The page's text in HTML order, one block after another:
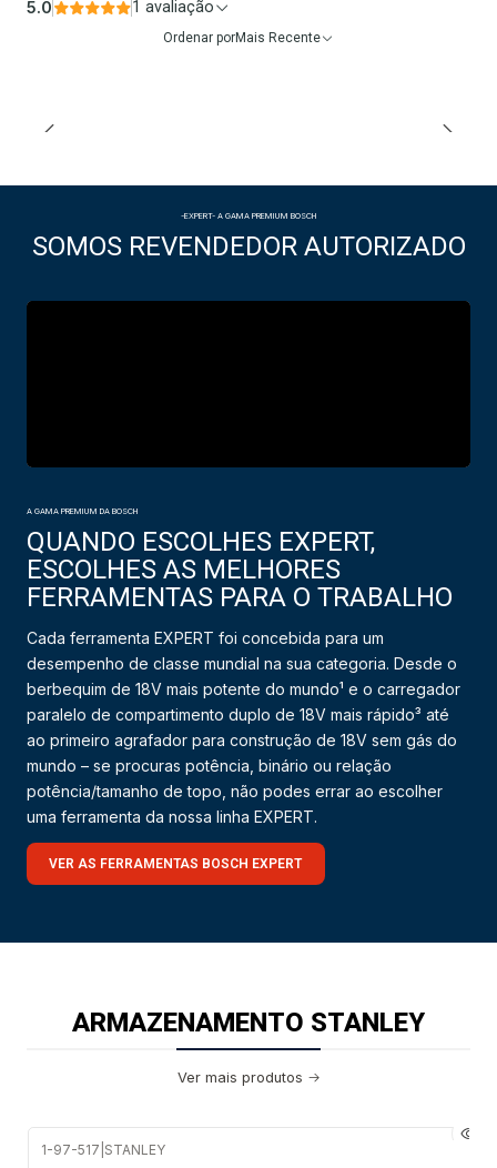
5.0 1 avaliação
Ordenar porMais Recente
-EXPERT- A GAMA PREMIUM BOSCH
SOMOS REVENDEDOR AUTORIZADO
A GAMA PREMIUM DA BOSCH
QUANDO ESCOLHES EXPERT,
ESCOLHES AS MELHORES
FERRAMENTAS PARA O TRABALHO
Cada ferramenta EXPERT foi concebida para um
desempenho de classe mundial na sua categoria. Desde o
berbequim de 18V mais potente do mundo¹ e o carregador
paralelo de compartimento duplo de 18V mais rápido³ até
ao primeiro agrafador para construção de 18V sem gás do
mundo – se procuras potência, binário ou relação
potência/tamanho de topo, não podes errar ao escolher
uma ferramenta da nossa linha EXPERT.
VER AS FERRAMENTAS BOSCH EXPERT
ARMAZENAMENTO STANLEY
Ver mais produtos
1-97-517 STANLEY